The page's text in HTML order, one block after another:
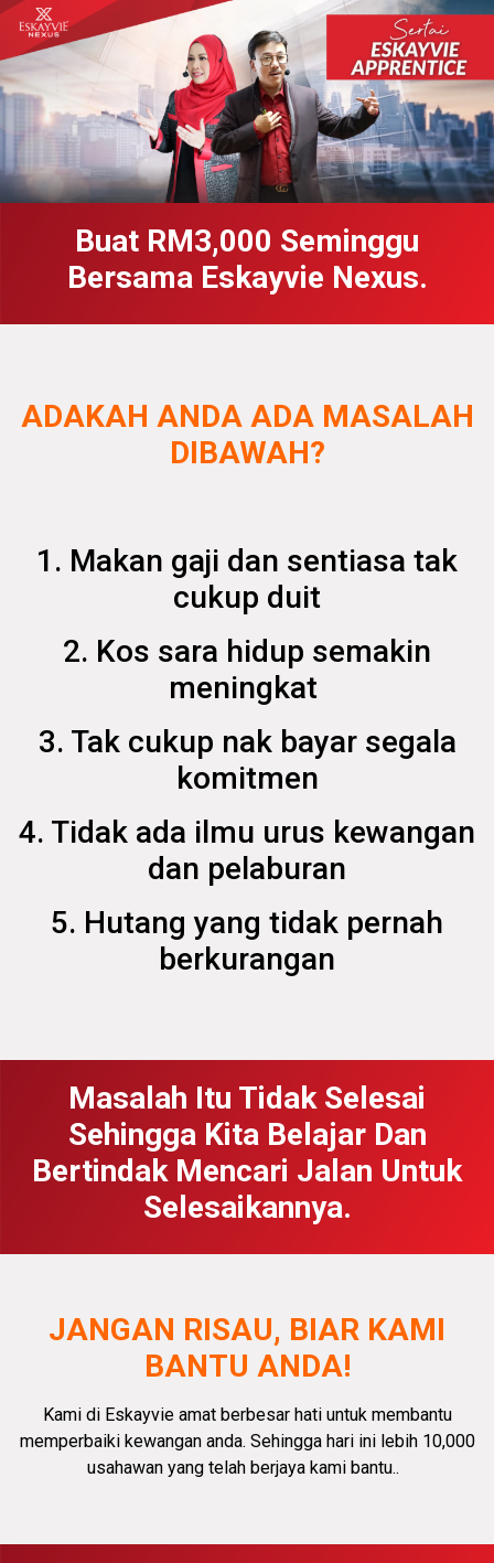
Buat RM3,000 Seminggu
Bersama Eskayvie Nexus.
ADAKAH ANDA ADA MASALAH
DIBAWAH?
1. Makan gaji dan sentiasa tak
cukup duit
2. Kos sara hidup semakin
meningkat
3. Tak cukup nak bayar segala
komitmen
4. Tidak ada ilmu urus kewangan
dan pelaburan
5. Hutang yang tidak pernah
berkurangan
Masalah Itu Tidak Selesai
Sehingga Kita Belajar Dan
Bertindak Mencari Jalan Untuk
Selesaikannya.
JANGAN RISAU, BIAR KAMI
BANTU ANDA!
Kami di Eskayvie amat berbesar hati untuk membantu
memperbaiki kewangan anda. Sehingga hari ini lebih 10,000
usahawan yang telah berjaya kami bantu..